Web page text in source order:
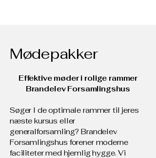
Mødepakker
Effektive møder i rolige rammer
Brandelev Forsamlingshus
Søger I de optimale rammer til jeres
næste kursus eller
generalforsamling? Brandelev
Forsamlingshus forener moderne
faciliteter med hjemlig hygge. Vi